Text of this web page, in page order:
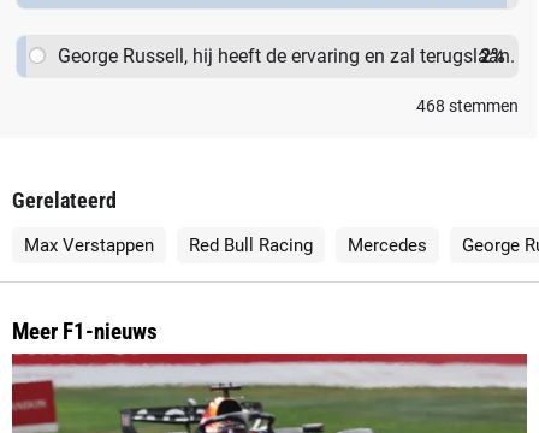
George Russell, hij heeft de ervaring en zal terugslaan.
2%
468 stemmen
Gerelateerd
Max Verstappen Red Bull Racing Mercedes George
Meer F1-nieuws